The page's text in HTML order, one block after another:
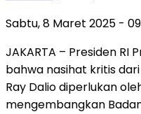
Sabtu, 8 Maret 2025 -
JAKARTA – Presiden
bahwa nasihat kritis
Ray Dalio diperlukan
mengembangkan